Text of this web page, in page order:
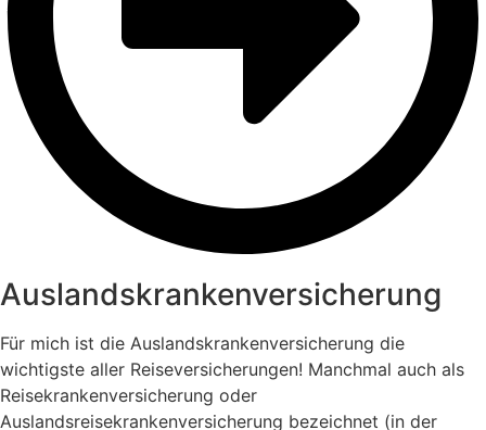
Auslandskranken­versicherung
Für mich ist die Auslandskrankenversicherung die
wichtigste aller Reiseversicherungen! Manchmal auch als
Reisekrankenversicherung oder
Auslandsreisekrankenversicherung bezeichnet (in der